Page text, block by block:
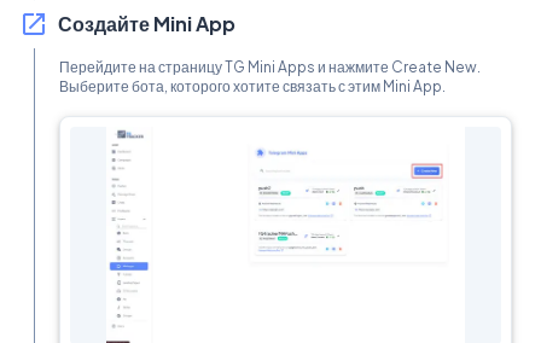
Создайте Mini App
Перейдите на страницу TG Mini Apps и нажмите Create New.
Выберите бота, которого хотите связать с этим Mini App.